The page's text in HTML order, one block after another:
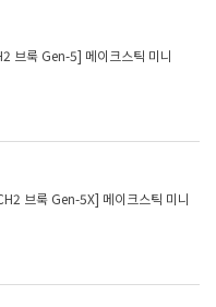
브룩 Gen-5] 메이크스틱 미니
브룩 Gen-5X] 메이크스틱 미니